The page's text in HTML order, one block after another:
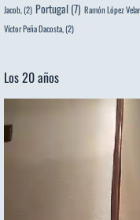
Jacob,(2) Portugal (7) Ramón López
Víctor Peña Dacosta,(2)
Los 20 años
de
vídeo